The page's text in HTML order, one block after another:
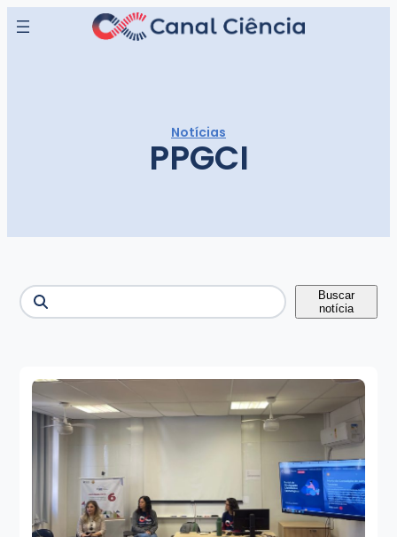
para
Notícias
PPGCI
Buscar
Buscar
notícia